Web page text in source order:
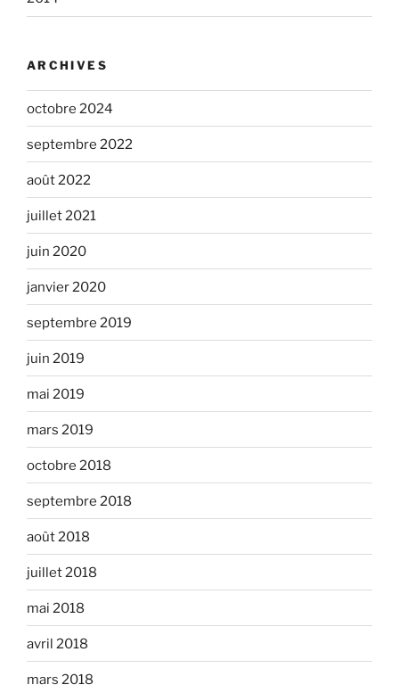
ARCHIVES
octobre 2024
septembre 2022
août 2022
juillet 2021
juin 2020
janvier 2020
septembre 2019
juin 2019
mai 2019
mars 2019
octobre 2018
septembre 2018
août 2018
juillet 2018
mai 2018
avril 2018
mars 2018